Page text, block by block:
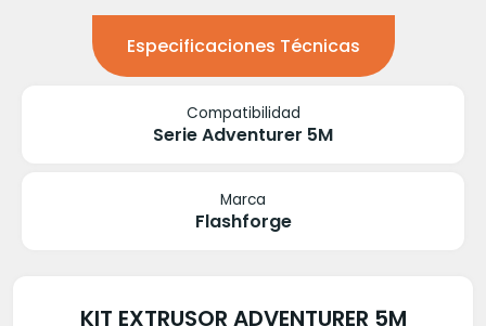
Especificaciones Técnicas
Compatibilidad
Serie Adventurer 5M
Marca
Flashforge
KIT EXTRUSOR ADVENTURER 5M